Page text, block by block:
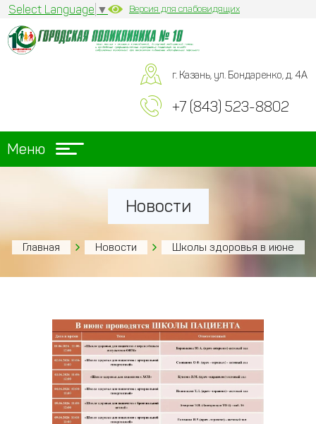
Select Language ▼ Версия для слабовидящих
г. Казань, ул. Бондаренко, д. 4А
+7 (843) 523-8802
Меню
Новости
Главная Новости Школы здоровья в июне